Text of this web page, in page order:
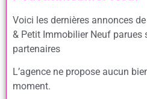
Voici les dernières annonces
& Petit Immobilier Neuf parues
partenaires
L’agence ne propose aucun
moment.